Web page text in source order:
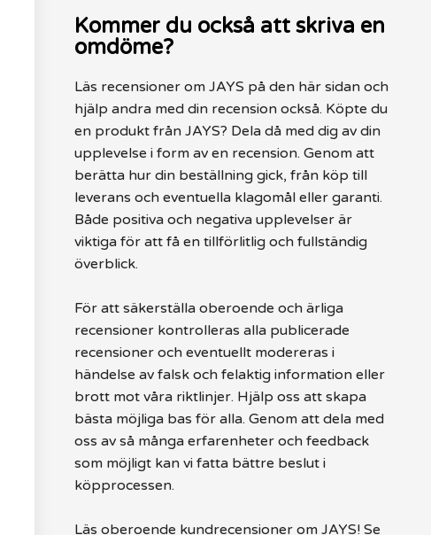
Kommer du också att skriva en
omdöme?
Läs recensioner om JAYS på den här sidan och
hjälp andra med din recension också. Köpte du
en produkt från JAYS? Dela då med dig av din
upplevelse i form av en recension. Genom att
berätta hur din beställning gick, från köp till
leverans och eventuella klagomål eller garanti.
Både positiva och negativa upplevelser är
viktiga för att få en tillförlitlig och fullständig
överblick.
För att säkerställa oberoende och ärliga
recensioner kontrolleras alla publicerade
recensioner och eventuellt modereras i
händelse av falsk och felaktig information eller
brott mot våra riktlinjer. Hjälp oss att skapa
bästa möjliga bas för alla. Genom att dela med
oss av så många erfarenheter och feedback
som möjligt kan vi fatta bättre beslut i
köpprocessen.
Läs oberoende kundrecensioner om JAYS! Se